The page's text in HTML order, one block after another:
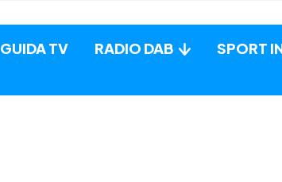
GUIDA TV RADIO DAB SPORT